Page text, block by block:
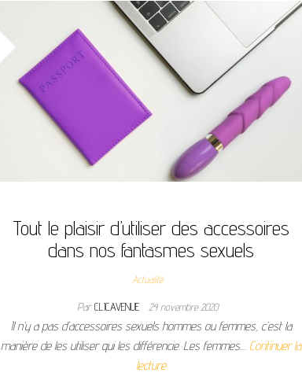
Tout le plaisir d’utiliser des accessoires
dans nos fantasmes sexuels
Actualité
ParCLICAVENUE 24 novembre 2020
Il n’y a pas d’accessoires sexuels hommes ou femmes, c’est la
manière de les utiliser qui les différencie. Les femmes… Continuer la
lecture